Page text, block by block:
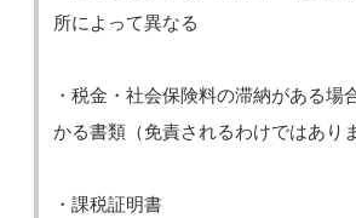
所によって異なる
・税金・社会保険料の滞納がある場
かる書類（免責されるわけではあり
・課税証明書